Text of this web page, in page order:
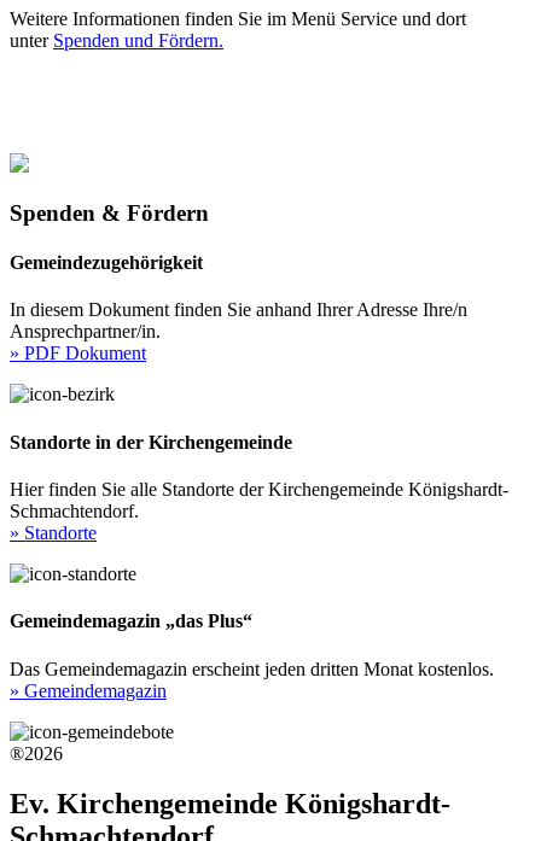
Weitere Informationen finden Sie im Menü Service und dort
unter Spenden und Fördern.
Spenden & Fördern
Gemeindezugehörigkeit
In diesem Dokument finden Sie anhand Ihrer Adresse Ihre/n
Ansprechpartner/in.
» PDF Dokument
Standorte in der Kirchengemeinde
Hier finden Sie alle Standorte der Kirchengemeinde Königshardt-
Schmachtendorf.
» Standorte
Gemeindemagazin „das Plus“
Das Gemeindemagazin erscheint jeden dritten Monat kostenlos.
» Gemeindemagazin
®2026
Ev. Kirchengemeinde Königshardt-